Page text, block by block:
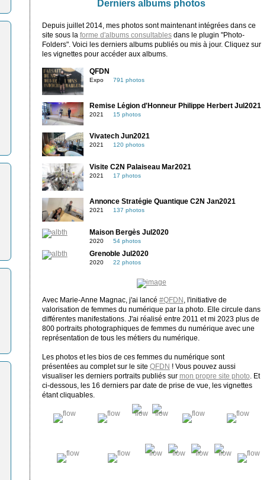
Derniers albums photos
Depuis juillet 2014, mes photos sont maintenant intégrées dans ce
site sous la forme d'albums consultablesdans le plugin "Photo-
Folders". Voici les derniers albums publiés ou mis à jour. Cliquez sur
les vignettes pour accéder aux albums.
QFDN
Expo 791 photos
Remise Légion d'Honneur Philippe Herbert Jul2021
2021 15 photos
Vivatech Jun2021
2021 120 photos
Visite C2N Palaiseau Mar2021
2021 17 photos
Annonce Stratégie Quantique C2N Jan2021
2021 137 photos
Maison Bergès Jul2020
2020 54 photos
Grenoble Jul2020
2020 22 photos
Avec Marie-Anne Magnac, j'ai lancé #QFDN
, l'initiative de
valorisation de femmes du numérique par la photo. Elle circule dans
différentes manifestations. J'ai réalisé entre 2011 et mi 2023 plus de
800 portraits photographiques de femmes du numérique avec une
représentation de tous les métiers du numérique.
Les photos et les bios de ces femmes du numérique sont
présentées au complet sur le site QFDN ! Vous pouvez aussi
visualiser les derniers portraits publiés sur mon propre site photo . Et
ci-dessous, les 16 derniers par date de prise de vue, les vignettes
étant cliquables.